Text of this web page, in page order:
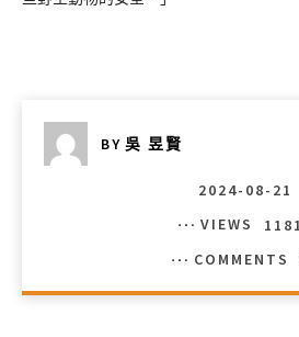
BY 吳 昱賢
2024-08-21
VIEWS
1181
COMMENTS